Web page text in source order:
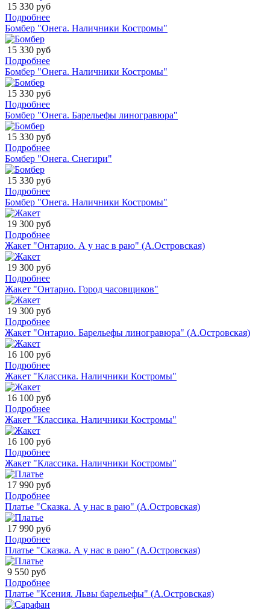
15 330 руб
Подробнее
Бомбер "Онега. Наличники Костромы"
15 330 руб
Подробнее
Бомбер "Онега. Наличники Костромы"
15 330 руб
Подробнее
Бомбер "Онега. Барельефы линогравюра"
15 330 руб
Подробнее
Бомбер "Онега. Снегири"
15 330 руб
Подробнее
Бомбер "Онега. Наличники Костромы"
19 300 руб
Подробнее
Жакет "Онтарио. А у нас в раю" (А.Островская)
19 300 руб
Подробнее
Жакет "Онтарио. Город часовщиков"
19 300 руб
Подробнее
Жакет "Онтарио. Барельефы линогравюра" (А.Островская)
16 100 руб
Подробнее
Жакет "Классика. Наличники Костромы"
16 100 руб
Подробнее
Жакет "Классика. Наличники Костромы"
16 100 руб
Подробнее
Жакет "Классика. Наличники Костромы"
17 990 руб
Подробнее
Платье "Сказка. А у нас в раю" (А.Островская)
17 990 руб
Подробнее
Платье "Сказка. А у нас в раю" (А.Островская)
9 550 руб
Подробнее
Платье "Ксения. Львы барельефы" (А.Островская)